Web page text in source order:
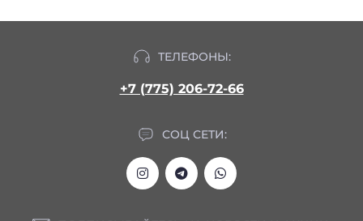
ТЕЛЕФОНЫ:
+7 (775) 206-72-66
СОЦ СЕТИ: